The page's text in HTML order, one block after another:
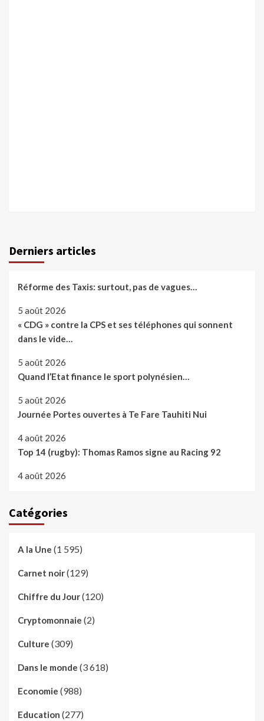
Derniers articles
Réforme des Taxis: surtout, pas de vagues…
5 août 2026
« CDG » contre la CPS et ses téléphones qui sonnent
dans le vide…
5 août 2026
Quand l’Etat finance le sport polynésien…
5 août 2026
Journée Portes ouvertes à Te Fare Tauhiti Nui
4 août 2026
Top 14 (rugby): Thomas Ramos signe au Racing 92
4 août 2026
Catégories
A la Une (1 595)
Carnet noir(129)
Chiffre du Jour(120)
Cryptomonnaie (2)
Culture (309)
Dans le monde (3 618)
Economie (988)
Education (277)